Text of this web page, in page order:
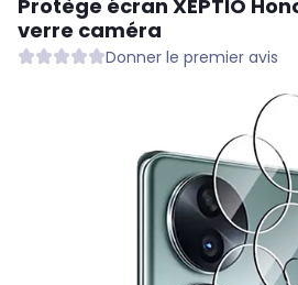
Protège écran XEPTIO
verre caméra
Donner le premier avis